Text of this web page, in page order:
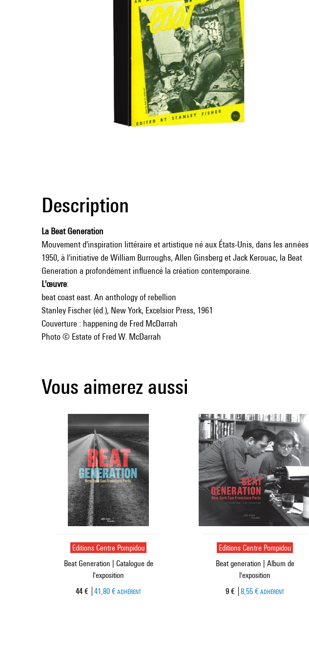
Description
La Beat Generation
Mouvement d'inspiration littéraire et artistique né aux États-Unis, dans les années
1950, à l'initiative de William Burroughs, Allen Ginsberg et Jack Kerouac, la Beat
Generation a profondément influencé la création contemporaine.
L'œuvre:
beat coast east. An anthology of rebellion
Stanley Fischer (éd.), New York, Excelsior Press, 1961
Couverture : happening de Fred McDarrah
Photo © Estate of Fred W. McDarrah
Vous aimerez aussi
Editions Centre Pompidou
Beat Generation | Catalogue de
l'exposition
Prix ​​actuel
44 € 41,80 € ADHÉRENT
Editions Centre Pompidou
Beat generation | Album de
l'exposition
Prix ​​actuel
9 € 8,55 € ADHÉRENT